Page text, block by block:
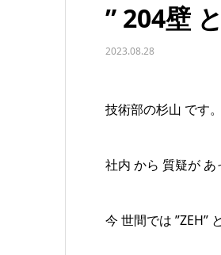
” 204壁
2023.08.28
技術部の杉山 です。
社内 から 質疑が あ
今 世間では ”ZEH”